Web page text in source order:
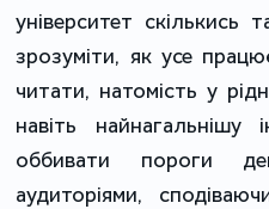
університет скількись
зрозуміти, як усе
читати, натомість у
навіть найнагальнішу
оббивати пороги
аудиторіями,